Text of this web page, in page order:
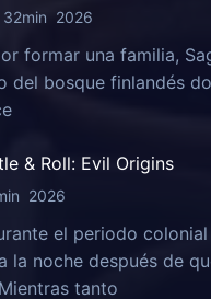
32min 2026
formar una familia,
del bosque finlandés
& Roll: Evil Origins
2026
el periodo
la noche después de
tanto